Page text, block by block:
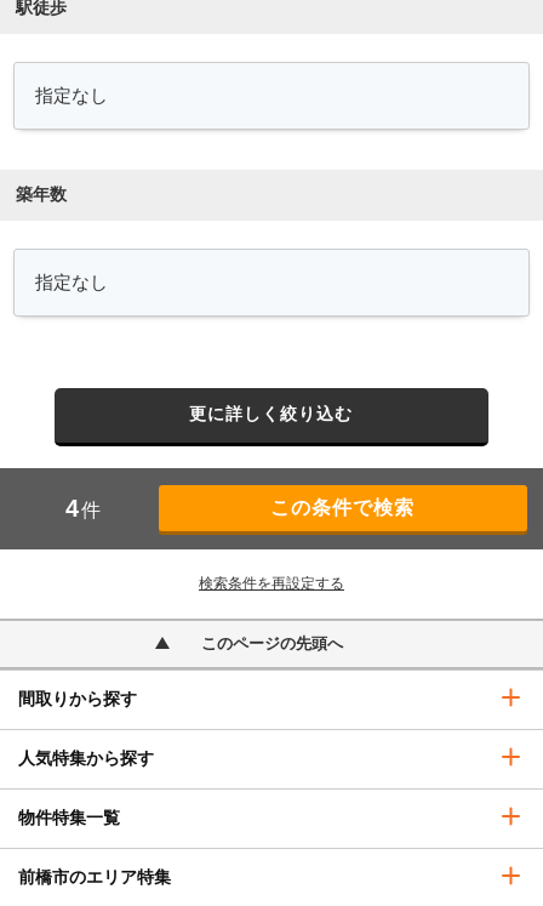
駅徒歩
築年数
更に詳しく絞り込む
4件
検索条件を再設定する
このページの先頭へ
間取りから探す
人気特集から探す
物件特集一覧
前橋市のエリア特集